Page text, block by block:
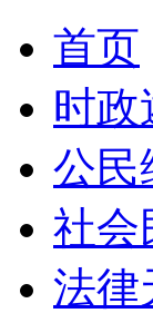
首页
时政
公民
社会
法律